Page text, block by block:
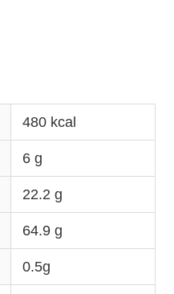
480 kcal
6 g
22.2 g
64.9 g
0.5g